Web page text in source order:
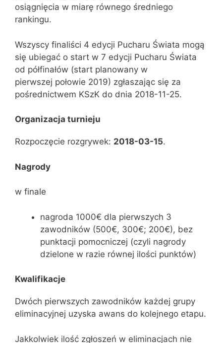
osiągnięcia w miarę równego średniego
rankingu.
Wszyscy finaliści 4 edycji Pucharu Świata mogą
się ubiegać o start w 7 edycji Pucharu Świata
od półfinałów (start planowany w
pierwszej połowie 2019) zgłaszając się za
pośrednictwem KSzK do dnia 2018-11-25.
Organizacja turnieju
Rozpoczęcie rozgrywek: 2018-03-15.
Nagrody
w finale
nagroda 1000€ dla pierwszych 3
zawodników (500€, 300€; 200€), bez
punktacji pomocniczej (czyli nagrody
dzielone w razie równej ilości punktów)
Kwalifikacje
Dwóch pierwszych zawodników każdej grupy
eliminacyjnej uzyska awans do kolejnego etapu.
Jakkolwiek ilość zgłoszeń w eliminacjach nie